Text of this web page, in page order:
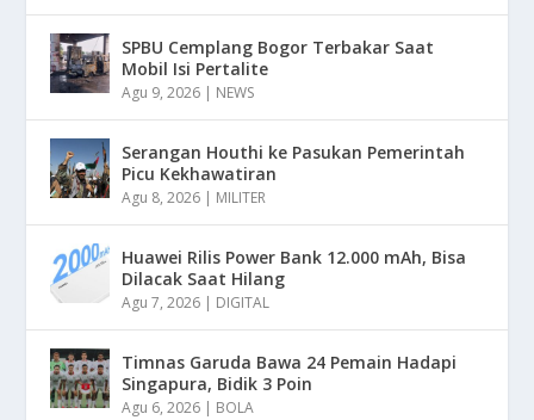
SPBU Cemplang Bogor Terbakar Saat
Mobil Isi Pertalite
Agu 9, 2026 | NEWS
Serangan Houthi ke Pasukan Pemerintah
Picu Kekhawatiran
Agu 8, 2026 | MILITER
Huawei Rilis Power Bank 12.000 mAh, Bisa
Dilacak Saat Hilang
Agu 7, 2026 | DIGITAL
Timnas Garuda Bawa 24 Pemain Hadapi
Singapura, Bidik 3 Poin
Agu 6, 2026 | BOLA